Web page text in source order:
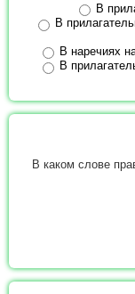
В
В
В наречиях
В
В каком слове